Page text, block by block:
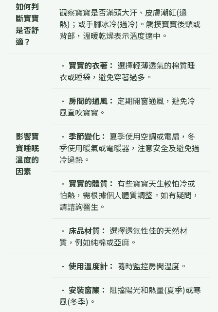
如何判
斷寶寶
是否舒
適？
觀察寶寶是否滿頭大汗、皮膚潮紅(過
熱)；或手腳冰冷(過冷)。觸摸寶寶後頸或
背部，溫暖乾燥表示溫度適中。
影響寶
寶睡眠
溫度的
因素
• 寶寶的衣著： 選擇輕薄透氣的棉質睡
衣或睡袋，避免穿著過多。
• 房間的通風： 定期開窗通風，避免冷
風直吹寶寶。
• 季節變化： 夏季使用空調或電扇，冬
季使用暖氣或電暖器，注意安全及避免過
冷過熱。
• 寶寶的體質： 有些寶寶天生較怕冷或
怕熱，需根據個人體質調整。如有疑問，
請諮詢醫生。
• 床品材質： 選擇透氣性佳的天然材
質，例如純棉或亞麻。
• 使用溫度計： 隨時監控房間溫度。
• 安裝窗簾： 阻擋陽光和熱量(夏季)或寒
風(冬季)。